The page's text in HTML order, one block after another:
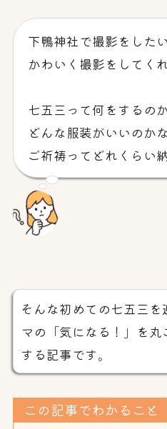
下鴨神社で撮影をしたい
かわいく撮影をしてく
七五三って何をするの
どんな服装がいいのか
ご祈祷ってどれくらい
そんな初めての七五三を
マの「気になる！」を丸
する記事です。
この記事でわかること